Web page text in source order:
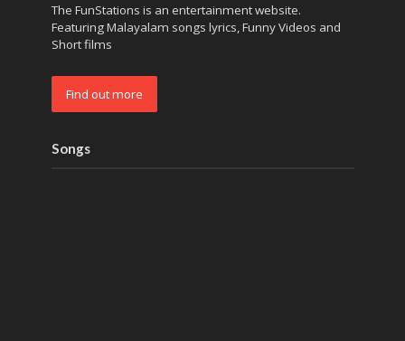
The FunStations is an entertainment website.
Featuring Malayalam songs lyrics, Funny Videos and
Short films
Find out more
Songs